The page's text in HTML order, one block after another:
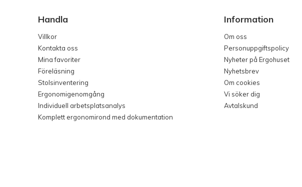
Handla
Villkor
Kontakta oss
Mina favoriter
Föreläsning
Stolsinventering
Ergonomigenomgång
Individuell arbetsplatsanalys
Komplett ergonomirond med dokumentation
Information
Om oss
Personuppgiftspolicy
Nyheter på Ergohuset
Nyhetsbrev
Om cookies
Vi söker dig
Avtalskund